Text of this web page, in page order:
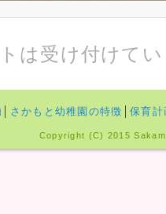
は受け付けて
さかもと幼稚園の特徴 保育計
Copyright (C) 2015